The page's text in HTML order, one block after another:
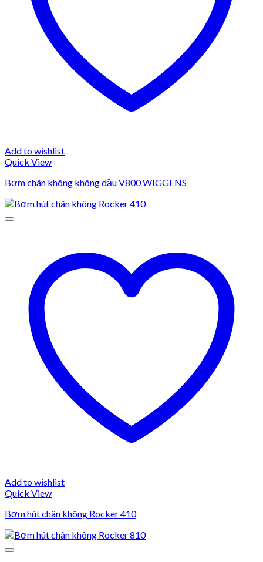
Add to wishlist
Quick View
Bơm chân không không dầu V800 WIGGENS
Add to wishlist
Quick View
Bơm hút chân không Rocker 410